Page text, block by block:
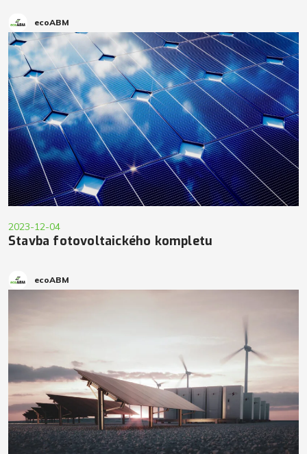
ecoABM
2023-12-04
Stavba fotovoltaického kompletu
ecoABM